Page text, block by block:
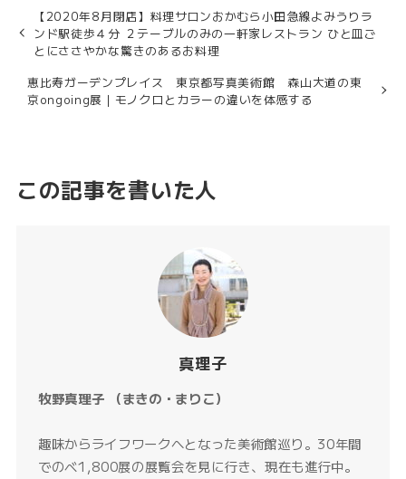
【2020年8月閉店】料理サロンおかむら小田急線よみうりラ
ンド駅徒歩４分 ２テーブルのみの一軒家レストラン ひと皿ご
とにささやかな驚きのあるお料理
恵比寿ガーデンプレイス 東京都写真美術館 森山大道の東
京ongoing展｜モノクロとカラーの違いを体感する
この記事を書いた人
真理子
牧野真理子 （まきの・まりこ）
趣味からライフワークへとなった美術館巡り。30年間
でのべ1,800展の展覧会を見に行き、現在も進行中。